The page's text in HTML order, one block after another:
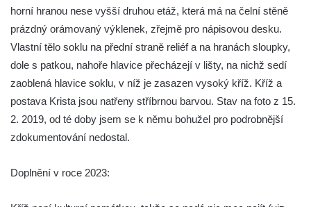
Malší ve Velešíně
Centrální kříž hřbitova ve Velešíně
Kříž u kostela svatého Václava ve Velešíně
Kříž u brány na hřbitov ve Velešíně
Kříž u fary v Římově
Kříž u lípy Jana Gurreho v Římově
Kříž na návsi v Dolním Třeboníně
horní hranou nese vyšší druhou etáž, která má na čelní stěně
prázdný orámovaný výklenek, zřejmě pro nápisovou desku.
Vlastní tělo soklu na přední straně reliéf a na hranách sloupky,
dole s patkou, nahoře hlavice přecházejí v lišty, na nichž sedí
zaoblená hlavice soklu, v níž je zasazen vysoký kříž. Kříž a
postava Krista jsou natřeny stříbrnou barvou. Stav na foto z 15.
2. 2019, od té doby jsem se k němu bohužel pro podrobnější
zdokumentování nedostal.
Doplnění v roce 2023: